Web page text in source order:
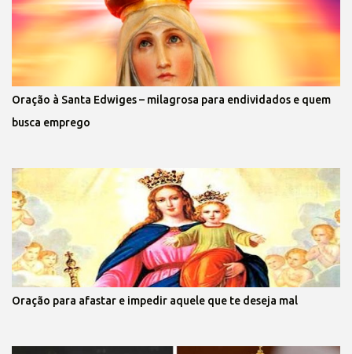
Oração à Santa Edwiges – milagrosa para endividados e quem
busca emprego
Oração para afastar e impedir aquele que te deseja mal